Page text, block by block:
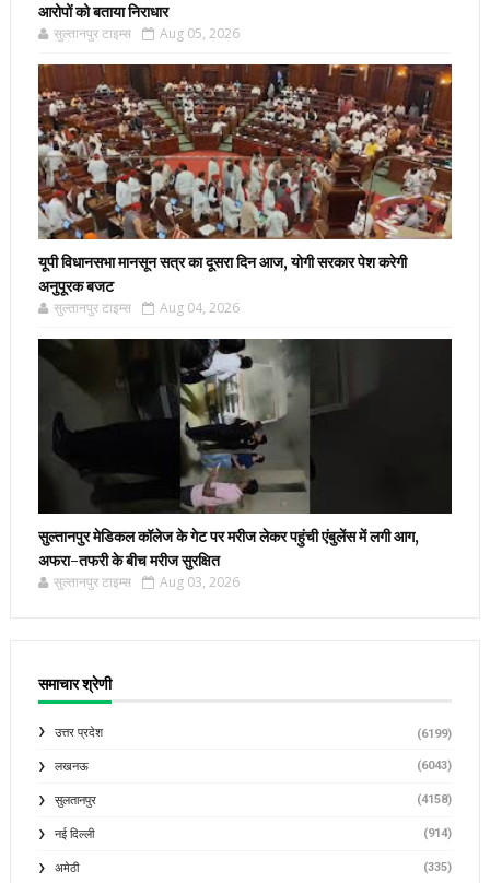
आरोपों को बताया निराधार
सुल्तानपुर टाइम्स Aug 05, 2026
यूपी विधानसभा मानसून सत्र का दूसरा दिन आज, योगी सरकार पेश करेगी
अनुपूरक बजट
सुल्तानपुर टाइम्स Aug 04, 2026
सुल्तानपुर मेडिकल कॉलेज के गेट पर मरीज लेकर पहुंची एंबुलेंस में लगी आग,
अफरा-तफरी के बीच मरीज सुरक्षित
सुल्तानपुर टाइम्स Aug 03, 2026
समाचार श्रेणी
उत्तर प्रदेश (6199)
लखनऊ (6043)
सुलतानपुर (4158)
नई दिल्ली (914)
अमेठी (335)